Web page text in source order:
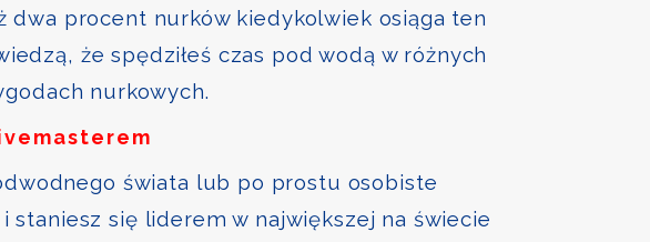
procent nurków kiedykolwiek osiąga ten
że spędziłeś czas pod wodą w różnych
nurkowych.
świata lub po prostu osobiste
się liderem w największej na świecie